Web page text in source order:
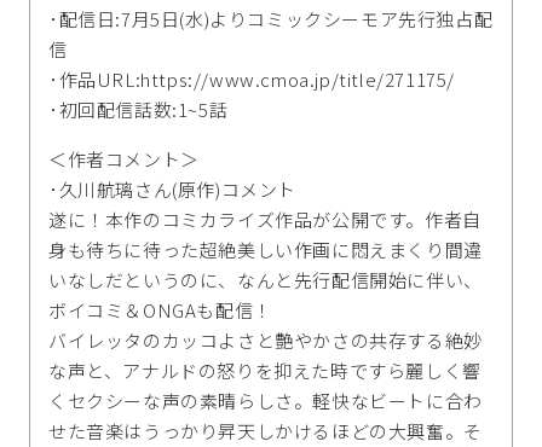
･配信日:7月5日(水)よりコミックシーモア先行独占配
信
･作品URL:https://www.cmoa.jp/title/271175/
･初回配信話数:1~5話
＜作者コメント＞
･久川航璃さん(原作)コメント
遂に！本作のコミカライズ作品が公開です。作者自
身も待ちに待った超絶美しい作画に悶えまくり間違
いなしだというのに、なんと先行配信開始に伴い、
ボイコミ＆ONGAも配信！
バイレッタのカッコよさと艶やかさの共存する絶妙
な声と、アナルドの怒りを抑えた時ですら麗しく響
くセクシーな声の素晴らしさ。軽快なビートに合わ
せた音楽はうっかり昇天しかけるほどの大興奮。そ